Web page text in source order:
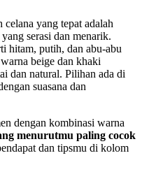
celana yang tepat adalah
serasi dan menarik.
hitam, putih, dan abu-abu
beige dan khaki
dan natural. Pilihan ada di
suasana dan
dengan kombinasi warna
menurutmu paling cocok
dan tipsmu di kolom